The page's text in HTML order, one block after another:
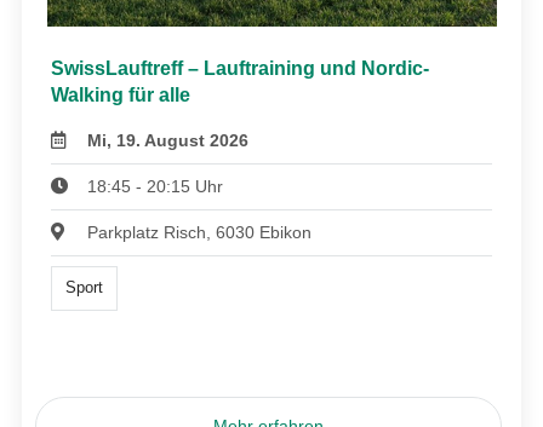
SwissLauftreff – Lauftraining und Nordic-
Walking für alle
Mi, 19. August 2026
18:45 - 20:15 Uhr
Parkplatz Risch, 6030 Ebikon
Sport